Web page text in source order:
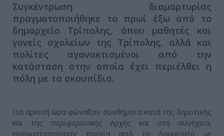
Συγκέντρωση διαμαρτυρίας
πραγματοποιήθηκε το πρωί έξω από το
δημαρχείο Τρίπολης, όπου μαθητές και
γονείς σχολείων της Τρίπολης, αλλά και
πολίτες αγανακτισμένοι από την
κατάσταση στην οποία έχει περιέλθει η
πόλη με τα σκουπίδια.
Για αρκετή ώρα φώναξαν συνθήματα κατά της δημοτικής
και της περιφερειακής Αρχής και στη συνέχεια,
πραγματοποίησαν πορεία από το δημαρχείο με